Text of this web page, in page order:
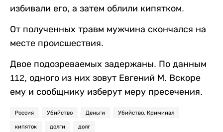
избивали его, а затем облили кипятком.
От полученных травм мужчина скончался на
месте происшествия.
Двое подозреваемых задержаны. По данным
112, одного из них зовут Евгений М. Вскоре
ему и сообщнику изберут меру пресечения.
Россия Убийство Деньги Убийство. Криминал
кипяток долги долг